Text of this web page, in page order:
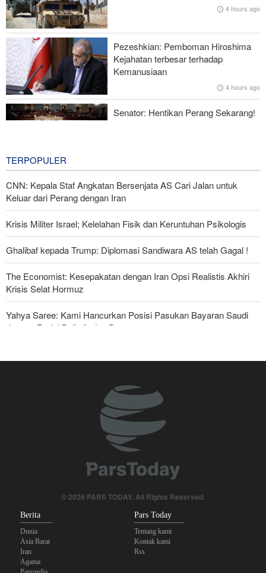
Zolghadr: Selat Hormuz Hanya Akan Dibuka Jika AS Perbaiki
Perilaku—Ini 6 Syaratnya!
Norouzi: Jurnalis Berdiri di Titik Pertemuan antara Realitas dan
Opini Publik
Menhan Pakistan: Persatuan Negara-negara Islam dalam
Melawan Zionis Urgen
4 hours ago
Pezeshkian: Pemboman Hiroshima
Kejahatan terbesar terhadap
Kemanusiaan
4 hours ago
Senator: Hentikan Perang Sekarang!
TERPOPULER
CNN: Kepala Staf Angkatan Bersenjata AS Cari Jalan untuk
Keluar dari Perang dengan Iran
Krisis Militer Israel; Kelelahan Fisik dan Keruntuhan Psikologis
Ghalibaf kepada Trump: Diplomasi Sandiwara AS telah Gagal !
The Economist: Kesepakatan dengan Iran Opsi Realistis Akhiri
Krisis Selat Hormuz
Yahya Saree: Kami Hancurkan Posisi Pasukan Bayaran Saudi
dengan Rudal Balistik dan Drone
Foreign Affairs: AS Harus Tinggalkan Asia Barat
Mengapa Lobi Zionis di Amerika Tidak Lagi Seefektif Dulu?
Anggota Kongres AS Khawatirkan Dampak Menipisnya Rudal
Sanders: Trump Berbahaya Seret AS dalam Perang yang
Menghancurkan© 2026 PARS TODAY. All Rights Reserved.
Berita
Dunia
Asia Barat
Iran
Agama
Pars Today
Tentang kami
Kontak kami
Rss